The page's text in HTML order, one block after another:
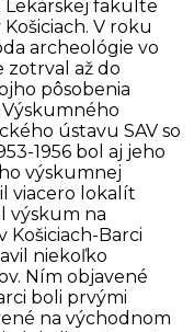
Lekárskej fakulte
V roku
archeológie vo
zotrval až do
pôsobenia
Výskumného
ústavu SAV so
1956 bol aj jeho
výskumnej
viacero lokalít
výskum na
Košiciach-Barci
niekoľko
Ním objavené
boli prvými
na východnom